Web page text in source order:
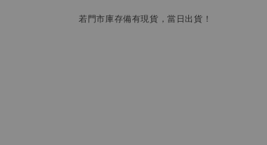
若門市庫存備有現貨，當日出貨！